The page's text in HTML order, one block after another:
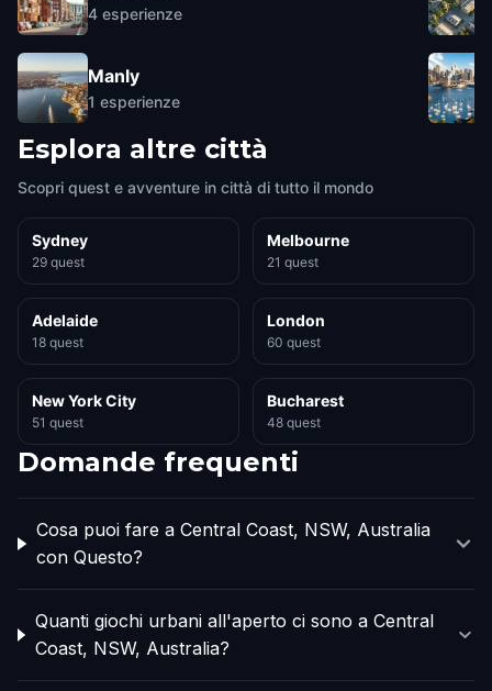
4 esperienze
Manly
1 esperienze
Esplora altre città
Scopri quest e avventure in città di tutto il mondo
Sydney
29 quest
Melbourne
21 quest
Adelaide
18 quest
London
60 quest
New York City
51 quest
Bucharest
48 quest
Domande frequenti
Cosa puoi fare a Central Coast, NSW, Australia
con Questo?
Quanti giochi urbani all'aperto ci sono a Central
Coast, NSW, Australia?